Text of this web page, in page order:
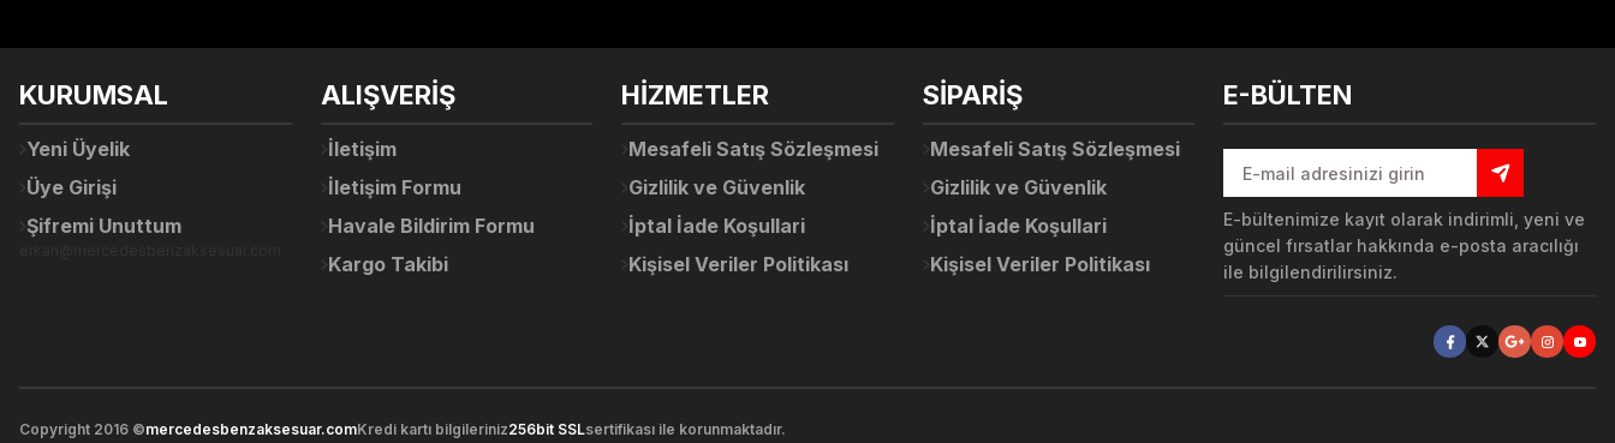
Yorum Yaz
Ürün açıklamasında eksik bilgiler bulunuyor.
Bu ürüne benzer farklı alternatifler olmalı.
Deneyimini Paylaş
KURUMSAL
Yeni Üyelik
Üye Girişi
Şifremi Unuttum
ALIŞVERİŞ
İletişim
İletişim Formu
Havale Bildirim Formu
Kargo Takibi
HİZMETLER
Mesafeli Satış Sözleşmesi
Gizlilik ve Güvenlik
İptal İade Koşullari
Kişisel Veriler Politikası
SİPARİŞ
Mesafeli Satış Sözleşmesi
Gizlilik ve Güvenlik
İptal İade Koşullari
Kişisel Veriler Politikası
E-BÜLTEN
E-bültenimize kayıt olarak indirimli, yeni ve
güncel fırsatlar hakkında e-posta aracılığı
ile bilgilendirilirsiniz.
Copyright 2016 ©mercedesbenzaksesuar.comKredi kartı bilgileriniz256bit SSLsertifikası ile korunmaktadır.